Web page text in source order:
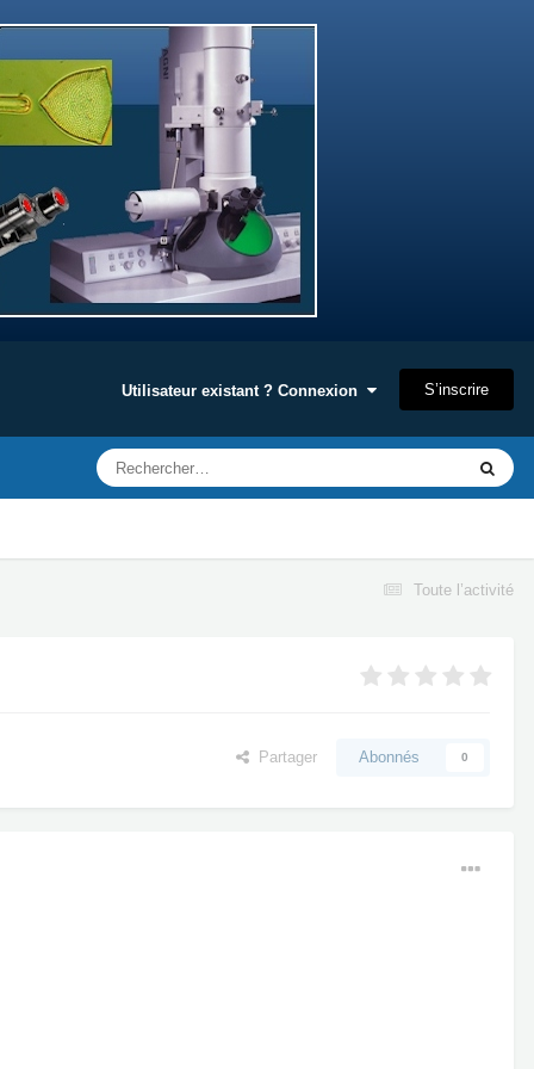
Utilisateur existant ? Connexion S’inscrire
Toute l’activité
Partager Abonnés 0